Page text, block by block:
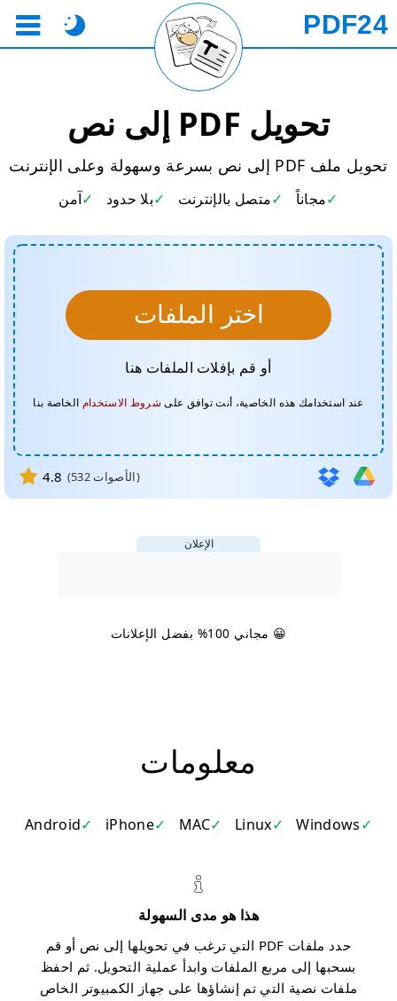
PDF24
تحويل PDF إلى نص
تحويل ملف PDF إلى نص بسرعة وسهولة وعلى الإنترنت
مجاناً متصل بالإنترنت بلا حدود آمن
اختر الملفات
أو قم بإفلات الملفات هنا
عند استخدامك هذه الخاصية، أنت توافق على شروط الاستخدام الخاصة بنا
4.8 (532 الأصوات)
الإعلان
😀 مجاني 100% بفضل الإعلانات
معلومات
Windows
Linux
MAC
iPhone
Android
هذا هو مدى السهولة
حدد ملفات PDF التي ترغب في تحويلها إلى نص أو قم
بسحبها إلى مربع الملفات وابدأ عملية التحويل. ثم احفظ
ملفات نصية التي تم إنشاؤها على جهاز الكمبيوتر الخاص